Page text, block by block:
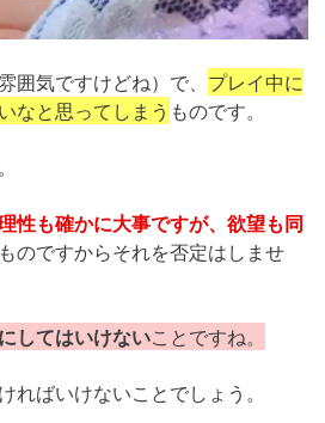
囲気ですけどね）で、 プレイ中に
なと思ってしまう ものです。
性も確かに大事ですが、欲望も同
ものですからそれを否定はしませ
してはいけないことですね。
ればいけないことでしょう。